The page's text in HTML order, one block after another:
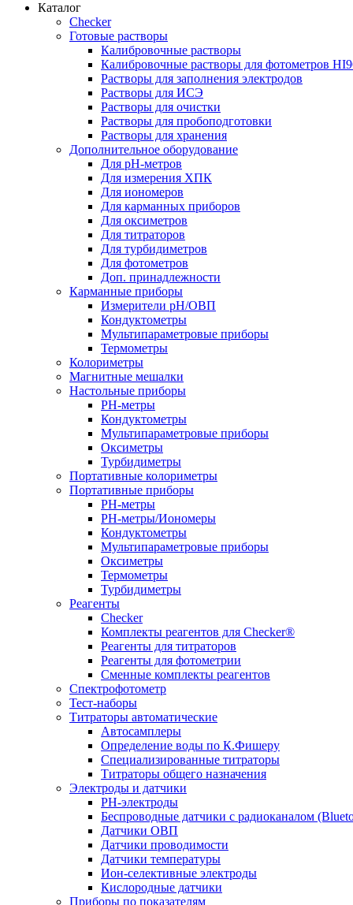
Каталог
Checker
Готовые растворы
Калибровочные растворы
Калибровочные растворы для фотометров
Растворы для заполнения электродов
Растворы для ИСЭ
Растворы для очистки
Растворы для пробоподготовки
Растворы для хранения
Дополнительное оборудование
Для pH-метров
Для измерения ХПК
Для иономеров
Для карманных приборов
Для оксиметров
Для титраторов
Для турбидиметров
Для фотометров
Доп. принадлежности
Карманные приборы
Измерители pH/ОВП
Кондуктометры
Мультипараметровые приборы
Термометры
Колориметры
Магнитные мешалки
Настольные приборы
PH-метры
Кондуктометры
Мультипараметровые приборы
Оксиметры
Турбидиметры
Портативные колориметры
Портативные приборы
PH-метры
PH-метры/Иономеры
Кондуктометры
Мультипараметровые приборы
Оксиметры
Термометры
Турбидиметры
Реагенты
Checker
Комплекты реагентов для Checker®
Реагенты для титраторов
Реагенты для фотометрии
Сменные комплекты реагентов
Спектрофотометр
Тест-наборы
Титраторы автоматические
Автосамплеры
Определение воды по К.Фишеру
Специализированные титраторы
Титраторы общего назначения
Электроды и датчики
PH-электроды
Беспроводные датчики с радиоканалом
Датчики ОВП
Датчики проводимости
Датчики температуры
Ион-селективные электроды
Кислородные датчики
Приборы по показателям